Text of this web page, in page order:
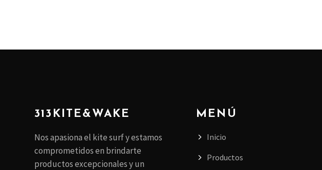
313KITE&WAKE
Nos apasiona el kite surf y estamos
comprometidos en brindarte
productos excepcionales y un
MENÚ
Inicio
Productos